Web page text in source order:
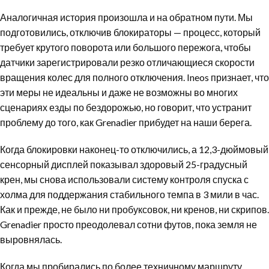
Аналогичная история произошла и на обратном пути. Мы
подготовились, отключив блокираторы — процесс, который
требует крутого поворота или большого пережога, чтобы
датчики зарегистрировали резко отличающиеся скорости
вращения колес для полного отключения. Ineos признает, что
эти меры не идеальны и даже не возможны во многих
сценариях езды по бездорожью, но говорит, что устранит
проблему до того, как Grenadier прибудет на наши берега.
Когда блокировки наконец-то отключились, а 12,3-дюймовый
сенсорный дисплей показывал здоровый 25-градусный
крен, мы снова использовали систему контроля спуска с
холма для поддержания стабильного темпа в 3 мили в час.
Как и прежде, не было ни пробуксовок, ни кренов, ни скрипов.
Grenadier просто преодолевал сотни футов, пока земля не
выровнялась.
Когда мы пробирались по более техничному маршруту,